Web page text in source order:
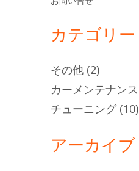
バ
ー
カテゴリー
その他 (2)
カーメンテナンス
チューニング(10)
アーカイブ